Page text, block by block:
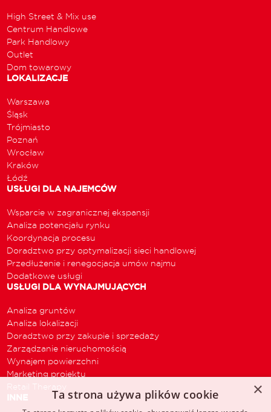
High Street & Mix use
Centrum Handlowe
Park Handlowy
Outlet
Dom towarowy
LOKALIZACJE
Warszawa
Śląsk
Trójmiasto
Poznań
Wrocław
Kraków
Łódź
USŁUGI DLA NAJEMCÓW
Wsparcie w zagranicznej ekspansji
Analiza potencjału rynku
Koordynacja procesu
Doradztwo przy optymalizacji sieci handlowej
Przedłużenie i renegocjacja umów najmu
Dodatkowe usługi
USŁUGI DLA WYNAJMUJĄCYCH
Analiza gruntów
Analiza lokalizacji
Doradztwo przy zakupie i sprzedaży
Zarządzanie nieruchomością
Wynajem powierzchni
Marketing projektu
Retail Therapy
INNE ×
Ta strona używa plików cookie